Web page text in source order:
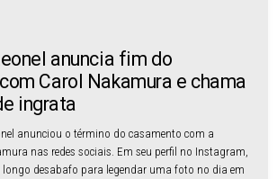
anuncia fim do
Carol Nakamura e chama
ingrata
anunciou o término do casamento com a
nas redes sociais. Em seu perfil no Instagram,
desabafo para legendar uma foto no dia em